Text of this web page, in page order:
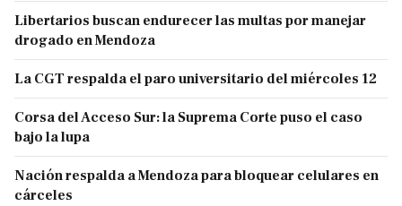
Libertarios buscan endurecer las multas por manejar
drogado en Mendoza
La CGT respalda el paro universitario del miércoles 12
Corsa del Acceso Sur: la Suprema Corte puso el caso
bajo la lupa
Nación respalda a Mendoza para bloquear celulares en
cárceles